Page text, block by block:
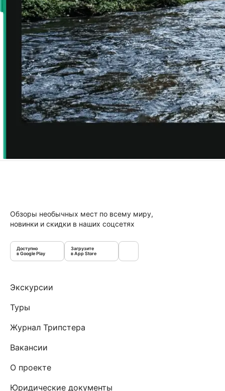
Обзоры необычных мест по всему миру,
новинки и скидки в наших соцсетях
Доступно
в Google Play
Загрузите
в App Store
Экскурсии
Туры
Журнал Трипстера
Вакансии
О проекте
Юридические документы